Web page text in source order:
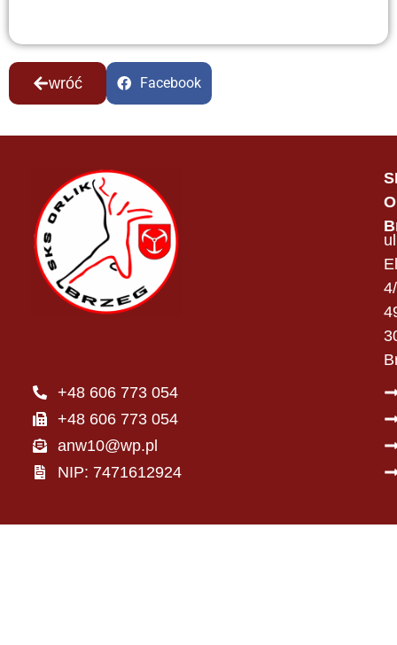
wróć Facebook
+48 606 773 054
+48 606 773 054
anw10@wp.pl
NIP: 7471612924